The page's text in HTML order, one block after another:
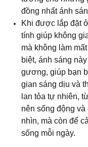
sống mỗi ngày.
Hướng Dẫn
6W Tròn – Dễ
Bước 1: Chuẩn
Toàn
Trước khi bắt
cần thiết như